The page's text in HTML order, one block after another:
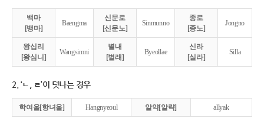
백마
[뱅마]
Baengma
신문로
[신문노]
Sinmunno
종로
[종노]
Jongno
왕십리
[왕심니]
Wangsimni
별내
[별래]
Byeollae
신라
[실라]
Silla
2. ‘ㄴ, ㄹ’이 덧나는 경우
학여울[항녀울] Hangnyeoul 알약[알략] allyak